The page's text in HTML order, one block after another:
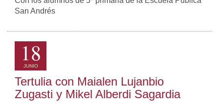
San Andrés
18
JUNIO
Tertulia con Maialen Lujanbio
Zugasti y Mikel Alberdi Sagardia